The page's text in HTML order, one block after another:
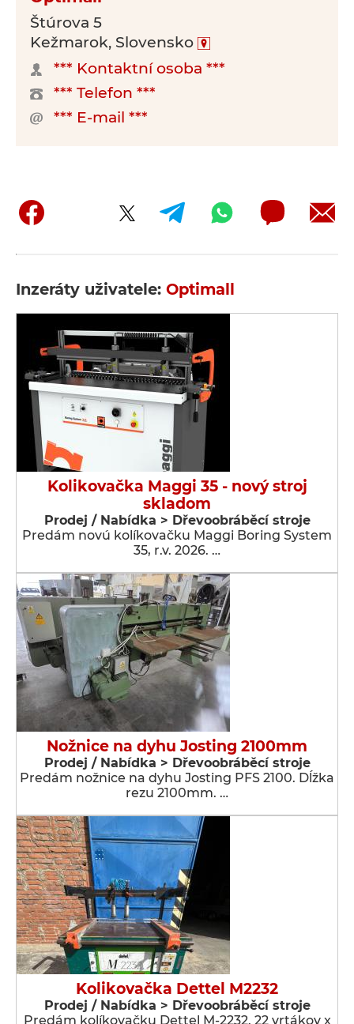
Štúrova 5
Kežmarok, Slovensko
*** Kontaktní osoba ***
*** Telefon ***
*** E-mail ***
Inzeráty uživatele: Optimall
Kolikovačka Maggi 35 - nový stroj
skladom
Prodej / Nabídka > Dřevoobráběcí stroje
Predám novú kolíkovačku Maggi Boring System
35, r.v. 2026. …
Nožnice na dyhu Josting 2100mm
Prodej / Nabídka > Dřevoobráběcí stroje
Predám nožnice na dyhu Josting PFS 2100. Dĺžka
rezu 2100mm. …
Kolikovačka Dettel M2232
Prodej / Nabídka > Dřevoobráběcí stroje
Predám kolíkovačku Dettel M-2232. 22 vrtákov x